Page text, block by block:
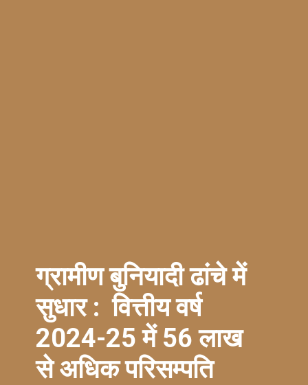
ग्रामीण बुनियादी ढांचे में
सुधार : वित्तीय वर्ष
2024-25 में 56 लाख
से अधिक परिसम्पति